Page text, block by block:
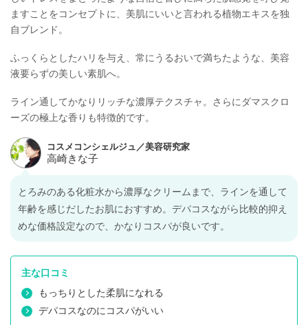
ますことをコンセプトに、美肌にいいと言われる植物エキスを独
自ブレンド。
ふっくらとしたハリを与え、常にうるおいで満ちたような、美容
液要らずの美しい素肌へ。
ライン通してかなりリッチな濃厚テクスチャ。さらにダマスクロ
ーズの極上な香りも特徴的です。
とろみのある化粧水から濃厚なクリームまで、ラインを通して
年齢を感じだしたお肌におすすめ。デパコスながら比較的抑え
めな価格設定なので、かなりコスパが良いです。
主な口コミ
もっちりとした柔肌になれる
デパコスなのにコスパがいい